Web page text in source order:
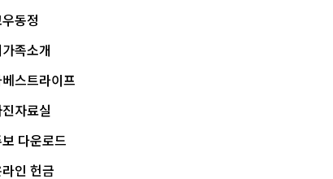
동정
족소개
스트라이프
자료실
다운로드
인 헌금